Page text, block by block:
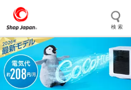
検 索
トゥルースリーパー ソイリッチ
掃除機 クッキングプロ